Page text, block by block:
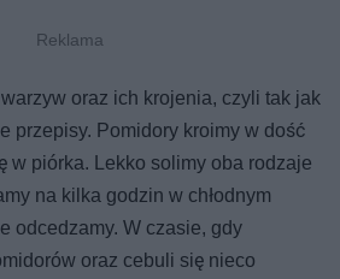
oraz ich krojenia, czyli tak jak
przepisy. Pomidory kroimy w dość
w piórka. Lekko solimy oba rodzaje
na kilka godzin w chłodnym
odcedzamy. W czasie, gdy
oraz cebuli się nieco